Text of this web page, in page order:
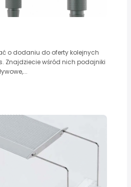
o dodaniu do oferty kolejnych
Znajdziecie wśród nich podajniki